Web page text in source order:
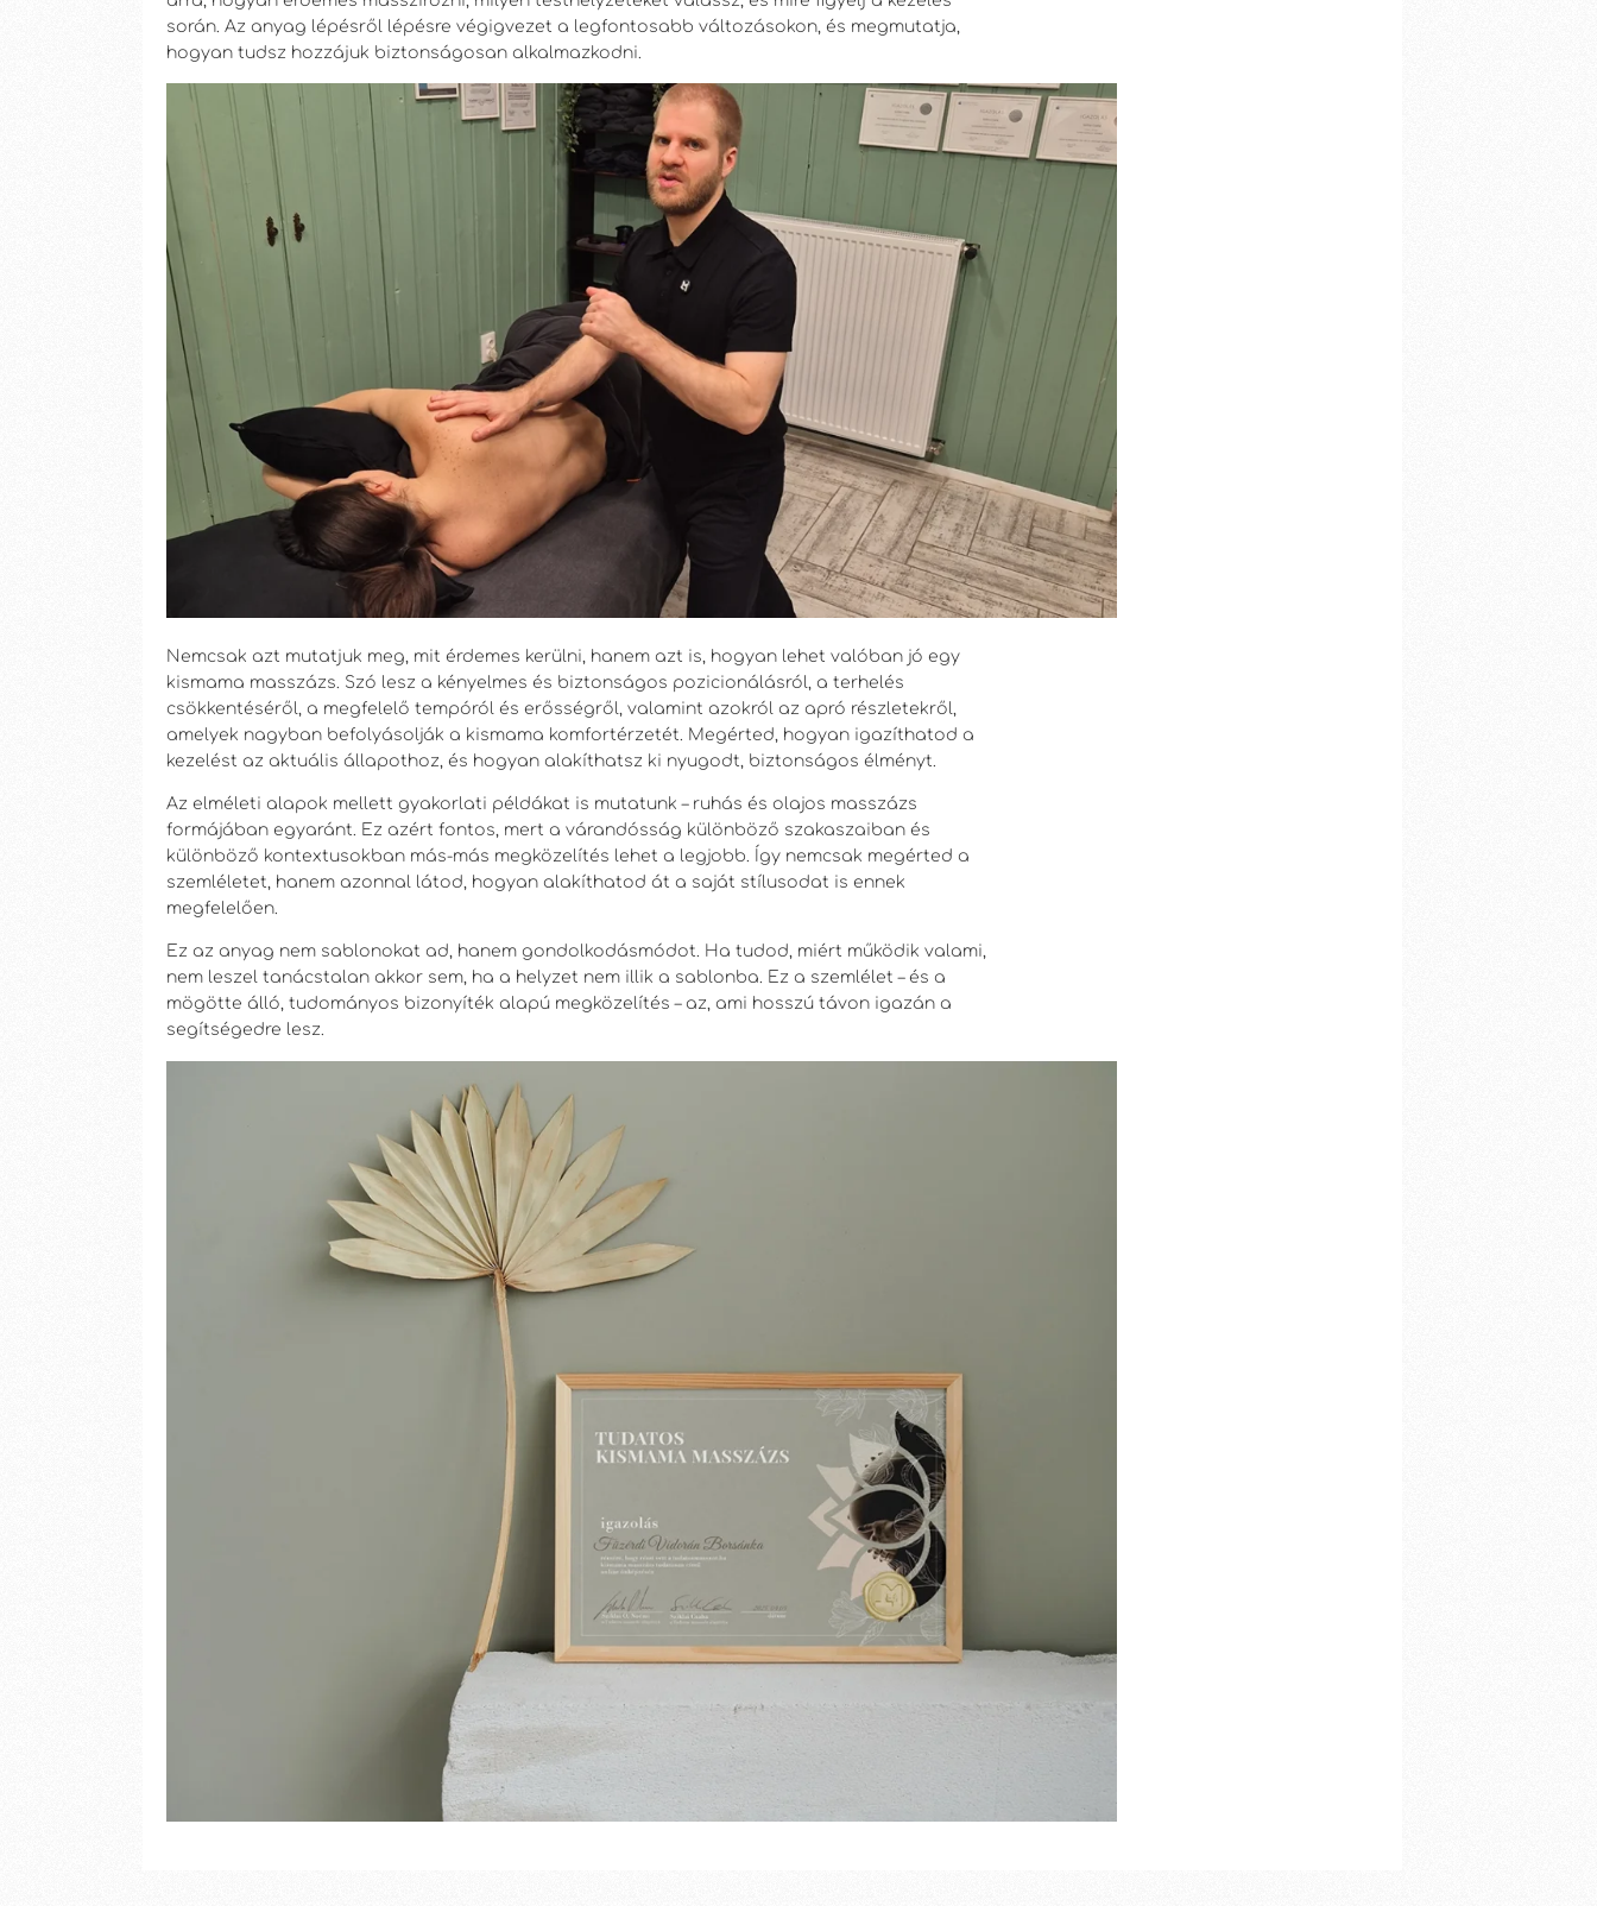
során. Az anyag lépésről lépésre végigvezet a legfontosabb változásokon, és megmutatja,
hogyan tudsz hozzájuk biztonságosan alkalmazkodni.
Nemcsak azt mutatjuk meg, mit érdemes kerülni, hanem azt is, hogyan lehet valóban jó egy
kismama masszázs. Szó lesz a kényelmes és biztonságos pozicionálásról, a terhelés
csökkentéséről, a megfelelő tempóról és erősségről, valamint azokról az apró részletekről,
amelyek nagyban befolyásolják a kismama komfortérzetét. Megérted, hogyan igazíthatod a
kezelést az aktuális állapothoz, és hogyan alakíthatsz ki nyugodt, biztonságos élményt.
Az elméleti alapok mellett gyakorlati példákat is mutatunk – ruhás és olajos masszázs
formájában egyaránt. Ez azért fontos, mert a várandósság különböző szakaszaiban és
különböző kontextusokban más-más megközelítés lehet a legjobb. Így nemcsak megérted a
szemléletet, hanem azonnal látod, hogyan alakíthatod át a saját stílusodat is ennek
megfelelően.
Ez az anyag nem sablonokat ad, hanem gondolkodásmódot. Ha tudod, miért működik valami,
nem leszel tanácstalan akkor sem, ha a helyzet nem illik a sablonba. Ez a szemlélet – és a
mögötte álló, tudományos bizonyíték alapú megközelítés – az, ami hosszú távon igazán a
segítségedre lesz.